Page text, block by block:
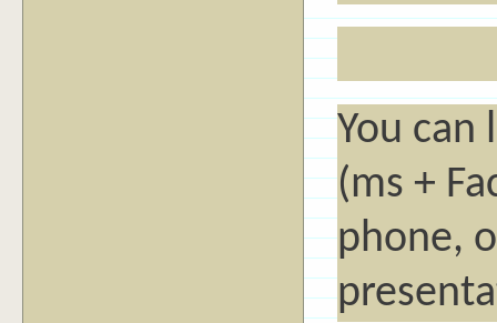
You can
(ms +
phone,